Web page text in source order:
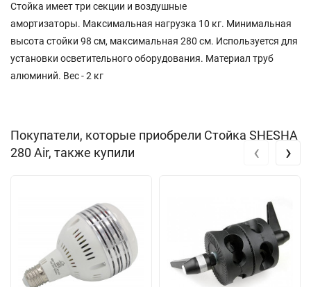
Стойка имеет три секции и воздушные
амортизаторы. Максимальная нагрузка 10 кг. Минимальная
высота стойки 98 см, максимальная 280 см. Используется для
установки осветительного оборудования. Материал труб
алюминий. Вес - 2 кг
Покупатели, которые приобрели Стойка SHESHA
280 Air, также купили
‹ ›